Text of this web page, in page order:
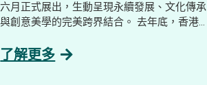
六月正式展出，生動呈現永續發展、文化傳承
與創意美學的完美跨界結合。 去年底，香港
誠的新晉藝術家走進擁有三百年歷史的客家古
了解更多